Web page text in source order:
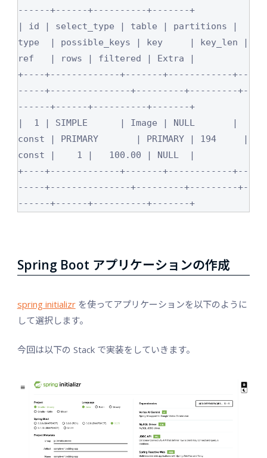
------+------+----------+-------+
| id | select_type | table | partitions |
type  | possible_keys | key     | key_len |
ref   | rows | filtered | Extra |
+----+-------------+-------+------------+--
-----+---------------+---------+---------+-
------+------+----------+-------+
|  1 | SIMPLE      | Image | NULL       |
const | PRIMARY       | PRIMARY | 194     |
const |    1 |   100.00 | NULL  |
+----+-------------+-------+------------+--
-----+---------------+---------+---------+-
------+------+----------+-------+
Spring Boot アプリケーションの作成
spring initializrを使ってアプリケーションを以下のように
して選択します。
今回は以下の Stack で実装をしていきます。